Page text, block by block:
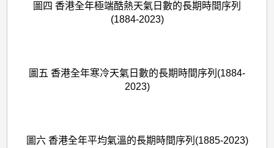
圖四 香港全年極端酷熱天氣日數的長期時間序列
(1884-2023)
圖五 香港全年寒冷天氣日數的長期時間序列(1884-
2023)
圖六 香港全年平均氣溫的長期時間序列(1885-2023)